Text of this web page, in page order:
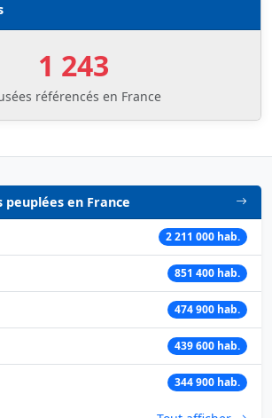
1 243
référencés en France
peuplées en France
2 211 000 hab.
851 400 hab.
474 900 hab.
439 600 hab.
344 900 hab.